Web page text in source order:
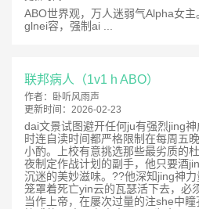
ABO世界观，万人迷弱气Alpha女
glnei容，强制ai ...
联邦病人（1v1 h ABO）
作者：
卧听风雨声
更新时间： 2026-02-23
dai文景试图避开任何ju有强烈jing
时连自渎时间都严格限制在每周五
小酌。上校有意挑选那些最劣质的
夜制定作战计划的副手，他只要酒
沉迷的美妙滋味。??他深知jing神
笼罩着死亡yin云的瓦瑟活下去，必
当作上帝，在屡次过量的注she中